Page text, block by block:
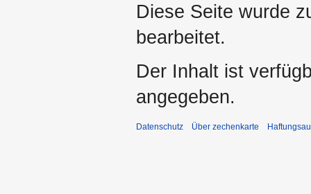
Diese Seite wurde
bearbeitet.
Der Inhalt ist
angegeben.
Datenschutz Über zechenkarte